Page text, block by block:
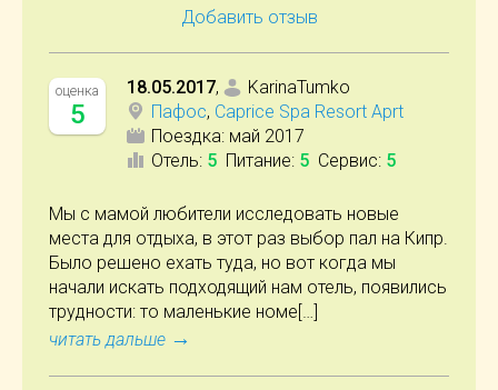
Добавить отзыв
оценка
5
18.05.2017,
KarinaTumko
Пафос, Caprice Spa Resort Aprt
Поездка: май 2017
Отель: 5 Питание: 5 Сервис: 5
Мы с мамой любители исследовать новые
места для отдыха, в этот раз выбор пал на Кипр.
Было решено ехать туда, но вот когда мы
начали искать подходящий нам отель, появились
трудности: то маленькие номе[…]
читать дальше →